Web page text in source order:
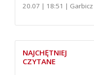
20.07 | 18:51 | Garbicz
NAJCHĘTNIEJ
CZYTANE